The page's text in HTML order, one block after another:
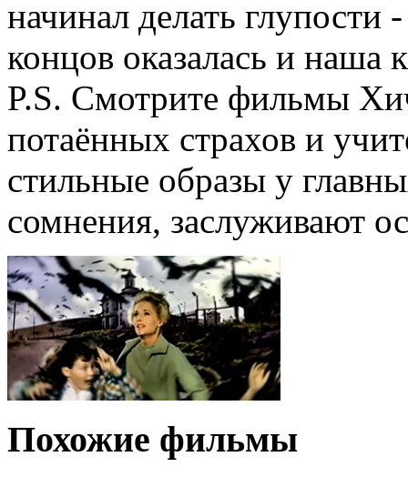
начинал делать глупости
концов оказалась и наша
P.S. Смотрите фильмы
потаённых страхов и
стильные образы у
сомнения, заслуживают
Похожие фильмы